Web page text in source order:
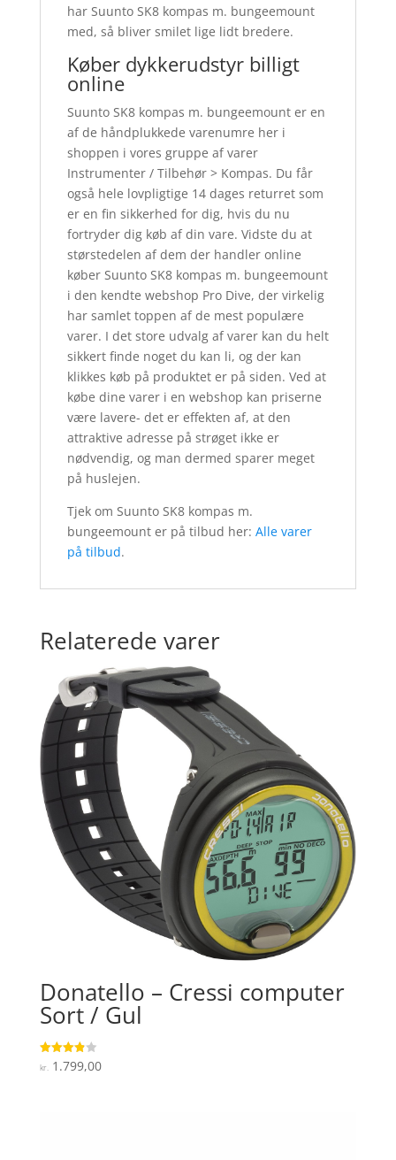
har Suunto SK8 kompas m. bungeemount
med, så bliver smilet lige lidt bredere.
Køber dykkerudstyr billigt
online
Suunto SK8 kompas m. bungeemount er en
af de håndplukkede varenumre her i
shoppen i vores gruppe af varer
Instrumenter / Tilbehør > Kompas. Du får
også hele lovpligtige 14 dages returret som
er en fin sikkerhed for dig, hvis du nu
fortryder dig køb af din vare. Vidste du at
størstedelen af dem der handler online
køber Suunto SK8 kompas m. bungeemount
i den kendte webshop Pro Dive, der virkelig
har samlet toppen af de mest populære
varer. I det store udvalg af varer kan du helt
sikkert finde noget du kan li, og der kan
klikkes køb på produktet er på siden. Ved at
købe dine varer i en webshop kan priserne
være lavere- det er effekten af, at den
attraktive adresse på strøget ikke er
nødvendig, og man dermed sparer meget
på huslejen.
Tjek om Suunto SK8 kompas m.
bungeemount er på tilbud her: Alle varer
på tilbud.
Relaterede varer
Donatello – Cressi computer
Sort / Gul
Vurderet
3.9
kr.1.799,00